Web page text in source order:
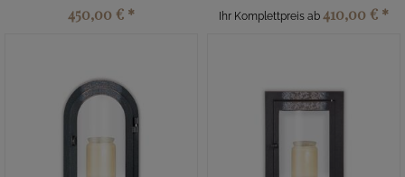
450,00 € * Ihr Komplettpreis ab 410,00 € *